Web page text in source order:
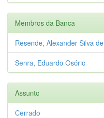
Membros da Banca
Resende, Alexander Silva de
Senra, Eduardo Osório
Assunto
Cerrado